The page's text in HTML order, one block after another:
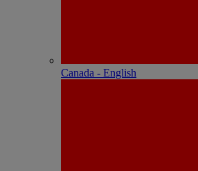
Canada - English